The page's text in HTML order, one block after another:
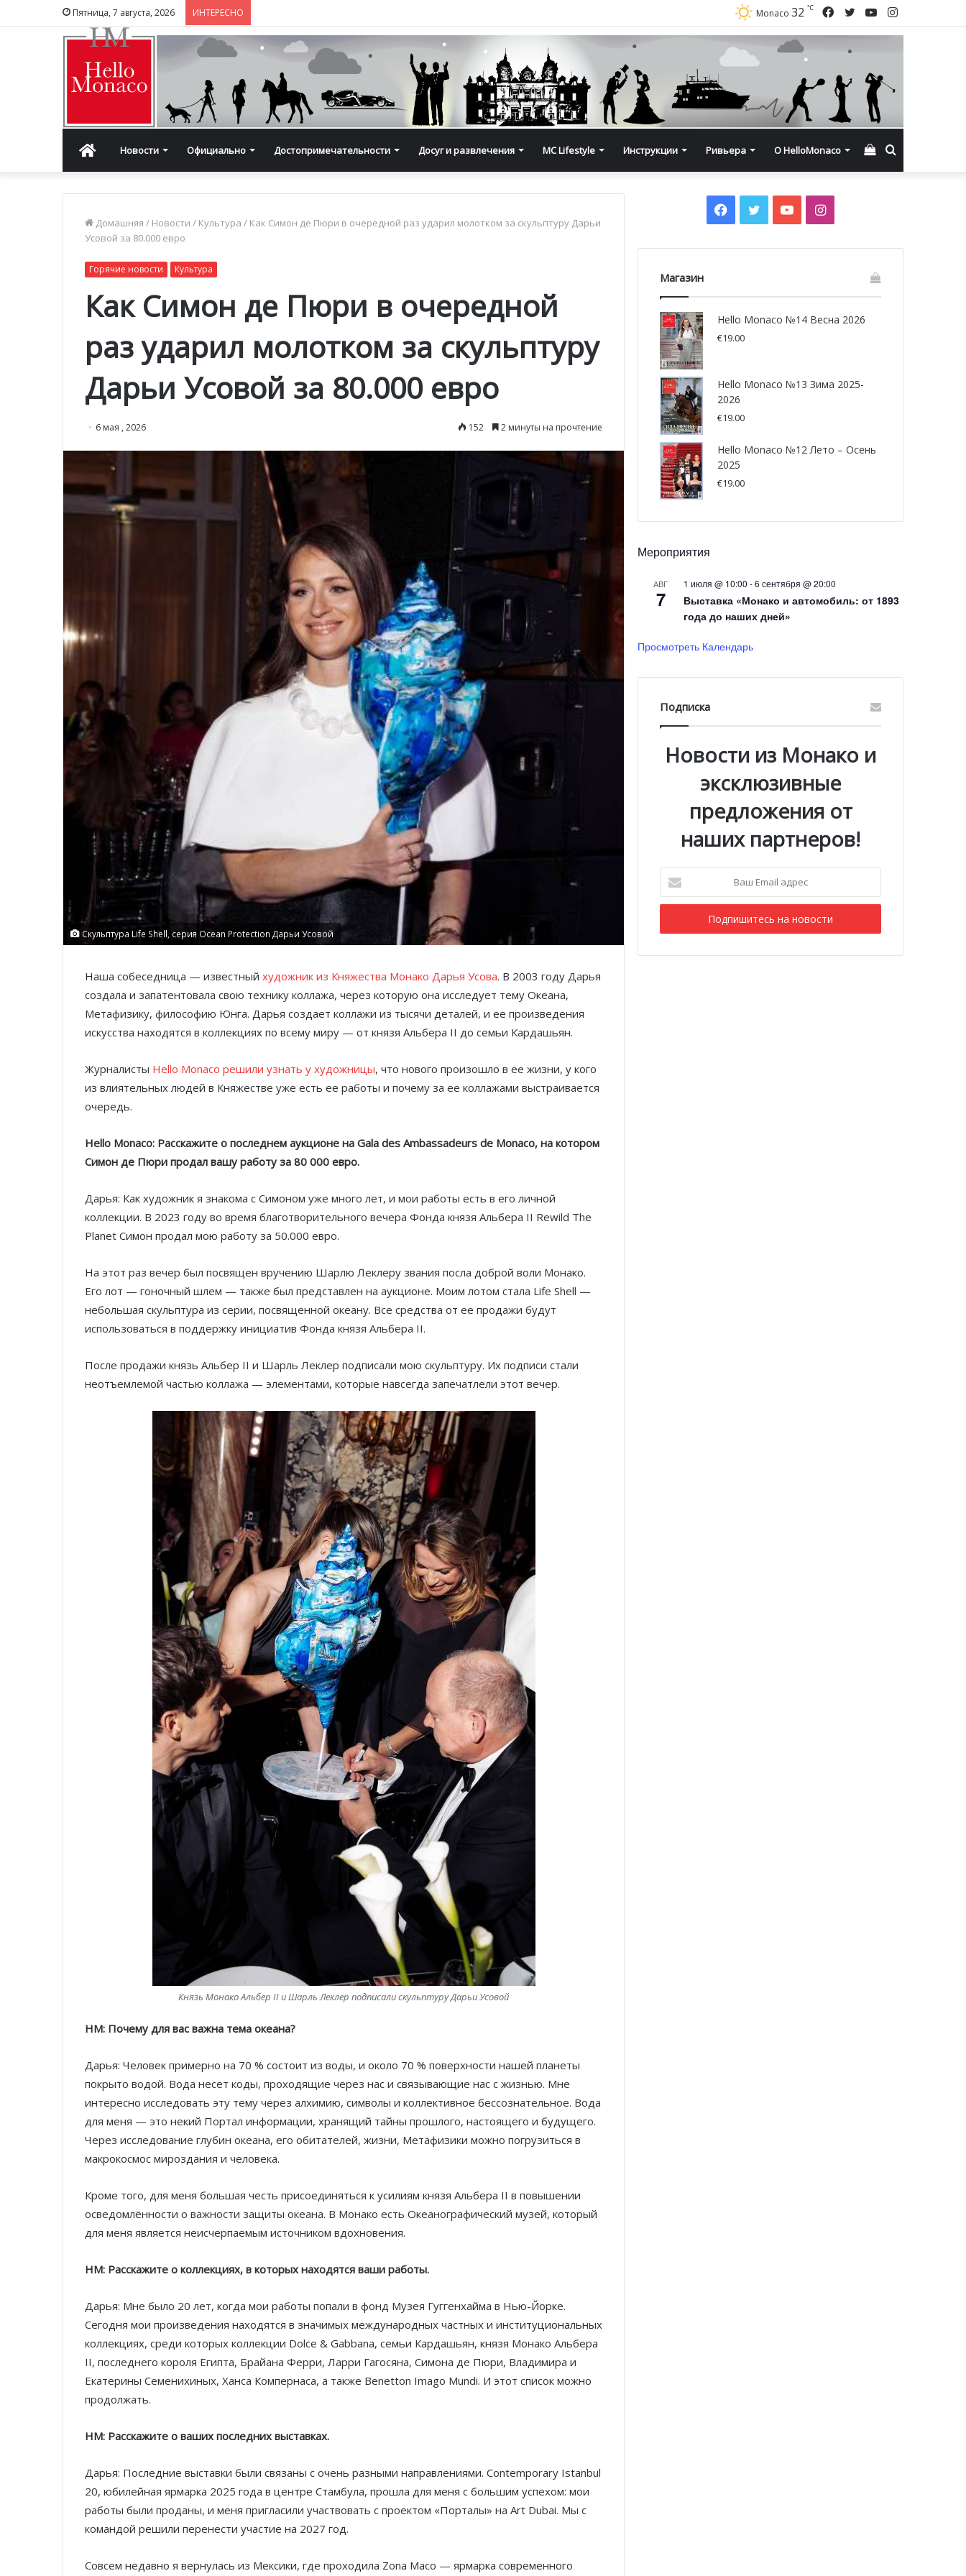
Пятница, 7 августа, 2026 ИНТЕРЕСНО Instagram
YouTube
Twitter
Facebook
Monaco 32 ℃
ГлавнаяНовости Официально Достопримечательности Досуг и развлечения MC Lifestyle Инструкции Ривьера О HelloMonaco Смотреть
Домашняя / Новости / Культура / Как Симон де Пюри в очередной раз ударил молотком за скульптуру Дарьи
Усовой за 80.000 евро
Горячие новости Культура
Как Симон де Пюри в очередной
раз ударил молотком за скульптуру
Дарьи Усовой за 80.000 евро
6 мая , 2026 152 2 минуты на прочтение
Скульптура Life Shell, серия Ocean Protection Дарьи Усовой
Наша собеседница — известный художник из Княжества Монако Дарья Усова. В 2003 году Дарья
создала и запатентовала свою технику коллажа, через которую она исследует тему Океана,
Метафизику, философию Юнга. Дарья создает коллажи из тысячи деталей, и ее произведения
искусства находятся в коллекциях по всему миру — от князя Альбера II до семьи Кардашьян.
Журналисты Hello Monaco решили узнать у художницы, что нового произошло в ее жизни, у кого
из влиятельных людей в Княжестве уже есть ее работы и почему за ее коллажами выстраивается
очередь.
Hello Monaco: Расскажите о последнем аукционе на Gala des Ambassadeurs de Monaco, на котором
Симон де Пюри продал вашу работу за 80 000 евро.
Дарья: Как художник я знакома с Симоном уже много лет, и мои работы есть в его личной
коллекции. В 2023 году во время благотворительного вечера Фонда князя Альбера II Rewild The
Planet Симон продал мою работу за 50.000 евро.
На этот раз вечер был посвящен вручению Шарлю Леклеру звания посла доброй воли Монако.
Его лот — гоночный шлем — также был представлен на аукционе. Моим лотом стала Life Shell —
небольшая скульптура из серии, посвященной океану. Все средства от ее продажи будут
использоваться в поддержку инициатив Фонда князя Альбера II.
После продажи князь Альбер II и Шарль Леклер подписали мою скульптуру. Их подписи стали
неотъемлемой частью коллажа — элементами, которые навсегда запечатлели этот вечер.
Князь Монако Альбер II и Шарль Леклер подписали скульптуру Дарьи Усовой
HM: Почему для вас важна тема океана?
Дарья: Человек примерно на 70 % состоит из воды, и около 70 % поверхности нашей планеты
покрыто водой. Вода несет коды, проходящие через нас и связывающие нас с жизнью. Мне
интересно исследовать эту тему через алхимию, символы и коллективное бессознательное. Вода
для меня — это некий Портал информации, хранящий тайны прошлого, настоящего и будущего.
Через исследование глубин океана, его обитателей, жизни, Метафизики можно погрузиться в
макрокосмос мироздания и человека.
Кроме того, для меня большая честь присоединяться к усилиям князя Альбера II в повышении
осведомлённости о важности защиты океана. В Монако есть Океанографический музей, который
для меня является неисчерпаемым источником вдохновения.
НМ: Расскажите о коллекциях, в которых находятся ваши работы.
Дарья: Мне было 20 лет, когда мои работы попали в фонд Музея Гуггенхайма в Нью-Йорке.
Сегодня мои произведения находятся в значимых международных частных и институциональных
коллекциях, среди которых коллекции Dolce & Gabbana, семьи Кардашьян, князя Монако Альбера
II, последнего короля Египта, Брайана Ферри, Ларри Гагосяна, Симона де Пюри, Владимира и
Екатерины Семенихиных, Ханса Компернаса, а также Benetton Imago Mundi. И этот список можно
продолжать.
НМ: Расскажите о ваших последних выставках.
Дарья: Последние выставки были связаны с очень разными направлениями. Contemporary Istanbul
20, юбилейная ярмарка 2025 года в центре Стамбула, прошла для меня с большим успехом: мои
работы были проданы, и меня пригласили участвовать с проектом «Порталы» на Art Dubai. Мы с
командой решили перенести участие на 2027 год.
Совсем недавно я вернулась из Мексики, где проходила Zona Maco — ярмарка современного
Facebook
TwitterYouTubeInstagram
Магазин
Hello Monaco №14 Весна 2026
€19.00
Hello Monaco №13 Зима 2025-
2026
€19.00
Hello Monaco №12 Лето – Осень
2025
€19.00
Мероприятия
АВГ
7
1 июля @ 10:00 -6 сентября @ 20:00
Выставка «Монако и автомобиль: от 1893
года до наших дней»
Просмотреть Календарь
Подписка
Новости из Монако и
эксклюзивные
предложения от
наших партнеров!
Email
адрес